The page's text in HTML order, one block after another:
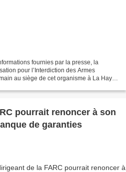
fournies par la presse, la
pour l’Interdiction des Armes
au siège de cet organisme à La Haye
pourrait renoncer à son
de garanties